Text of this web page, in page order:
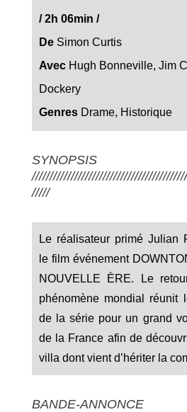
/2h 06min /
De Simon Curtis
Avec Hugh Bonneville, Jim
Dockery
GenresDrame, Historique
SYNOPSIS
/////
Le réalisateur primé Julian
le film événement
NOUVELLE ÈRE. Le
phénomène mondial réunit
de la série pour un grand
de la France afin de
villa dont vient d’hériter la
BANDE-ANNONCE